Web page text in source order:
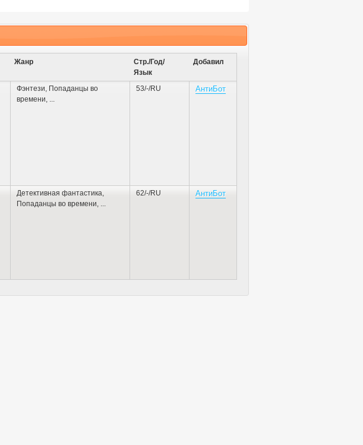
Жанр
Стр./Год/
Язык
Добавил
Фэнтези Попаданцы во
времени
53/-/RU АнтиБот
Детективная фантастика
Попаданцы во времени
62/-/RU АнтиБот